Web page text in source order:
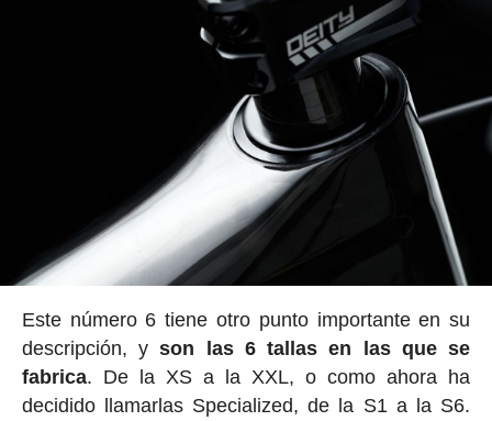
Este número 6 tiene otro punto importante en su
descripción, yson las 6 tallas en las que se
fabrica. De la XS a la XXL, o como ahora ha
decidido llamarlas Specialized, de la S1 a la S6.